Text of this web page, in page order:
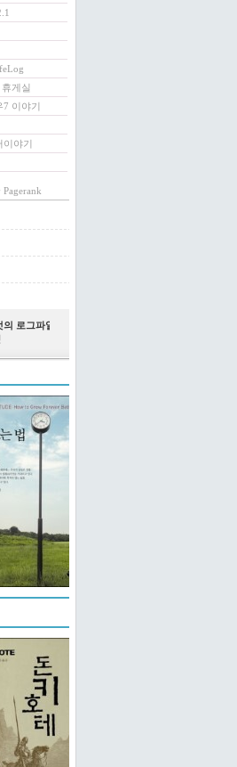
게실
7 이야기
이야기
로그파일